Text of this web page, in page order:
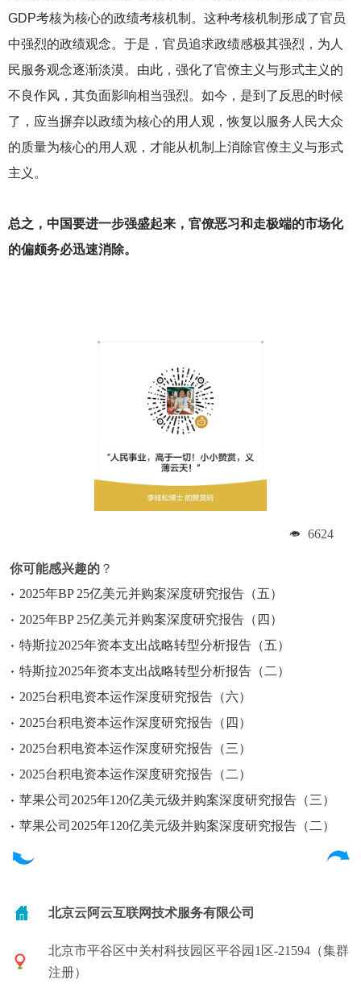
GDP考核为核心的政绩考核机制。这种考核机制形成了官员
中强烈的政绩观念。于是，官员追求政绩感极其强烈，为人
民服务观念逐渐淡漠。由此，强化了官僚主义与形式主义的
不良作风，其负面影响相当强烈。 如今，是到了反思的时候
了，应当摒弃以政绩为核心的用人观，恢复以服务人民大众
的质量为核心的用人观，才能从机制上消除官僚主义与形式
主义。
总之，中国要进一步强盛起来，官僚恶习和走极端的市场化
的偏颇务必迅速消除。
6624
你可能感兴趣的 ？
2025年BP 25亿美元并购案深度研究报告（五）
2025年BP 25亿美元并购案深度研究报告（四）
特斯拉2025年资本支出战略转型分析报告（五）
特斯拉2025年资本支出战略转型分析报告（二）
2025台积电资本运作深度研究报告（六）
2025台积电资本运作深度研究报告（四）
2025台积电资本运作深度研究报告（三）
2025台积电资本运作深度研究报告（二）
苹果公司2025年120亿美元级并购案深度研究报告（三）
苹果公司2025年120亿美元级并购案深度研究报告（二）
北京云阿云互联网技术服务有限公司
北京市平谷区中关村科技园区平谷园1区-21594（集群
注册）